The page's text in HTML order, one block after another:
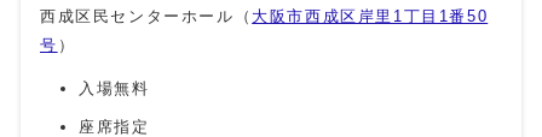
西成区民センターホール（ 大阪市西成区岸里1丁目1番50
号 ）
入場無料
座席指定